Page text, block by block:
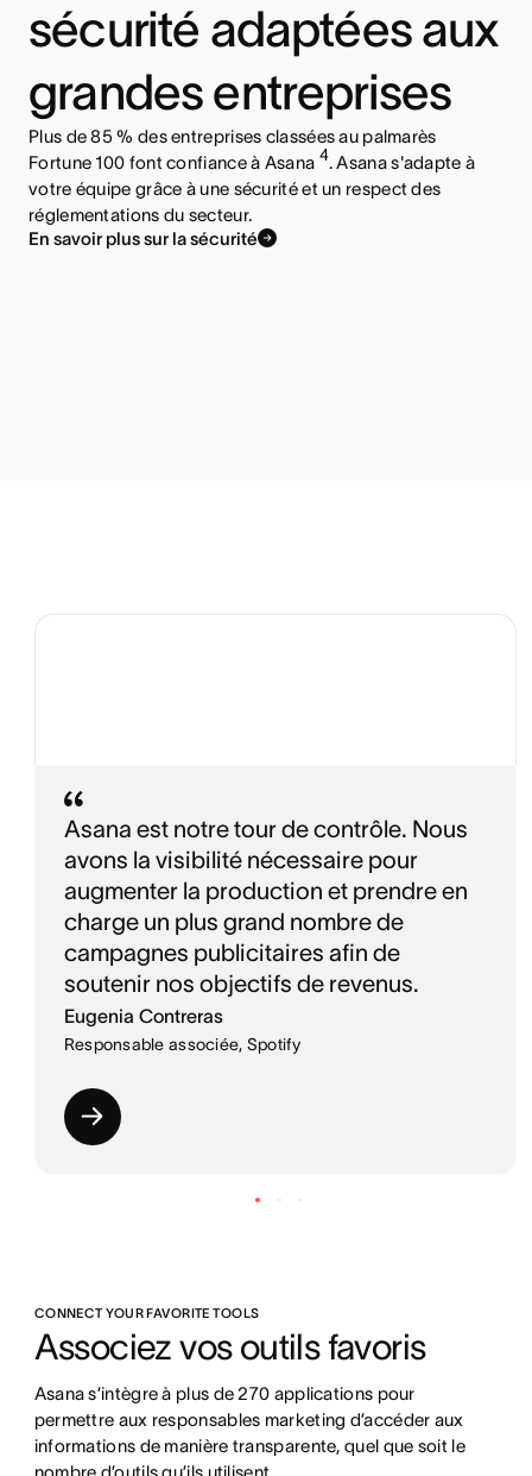
sécurité adaptées aux
grandes entreprises
Plus de 85 % des entreprises classées au palmarès
Fortune 100 font confiance à Asana 4. Asana s'adapte à
votre équipe grâce à une sécurité et un respect des
réglementations du secteur.
En savoir plus sur la sécurité
Asana est notre tour de contrôle. Nous
avons la visibilité nécessaire pour
augmenter la production et prendre en
charge un plus grand nombre de
campagnes publicitaires afin de
soutenir nos objectifs de revenus.
Eugenia Contreras
Responsable associée, Spotify
CONNECT YOUR FAVORITE TOOLS
Associez vos outils favoris
Asana s’intègre à plus de 270 applications pour
permettre aux responsables marketing d’accéder aux
informations de manière transparente, quel que soit le
nombre d’outils qu’ils utilisent.